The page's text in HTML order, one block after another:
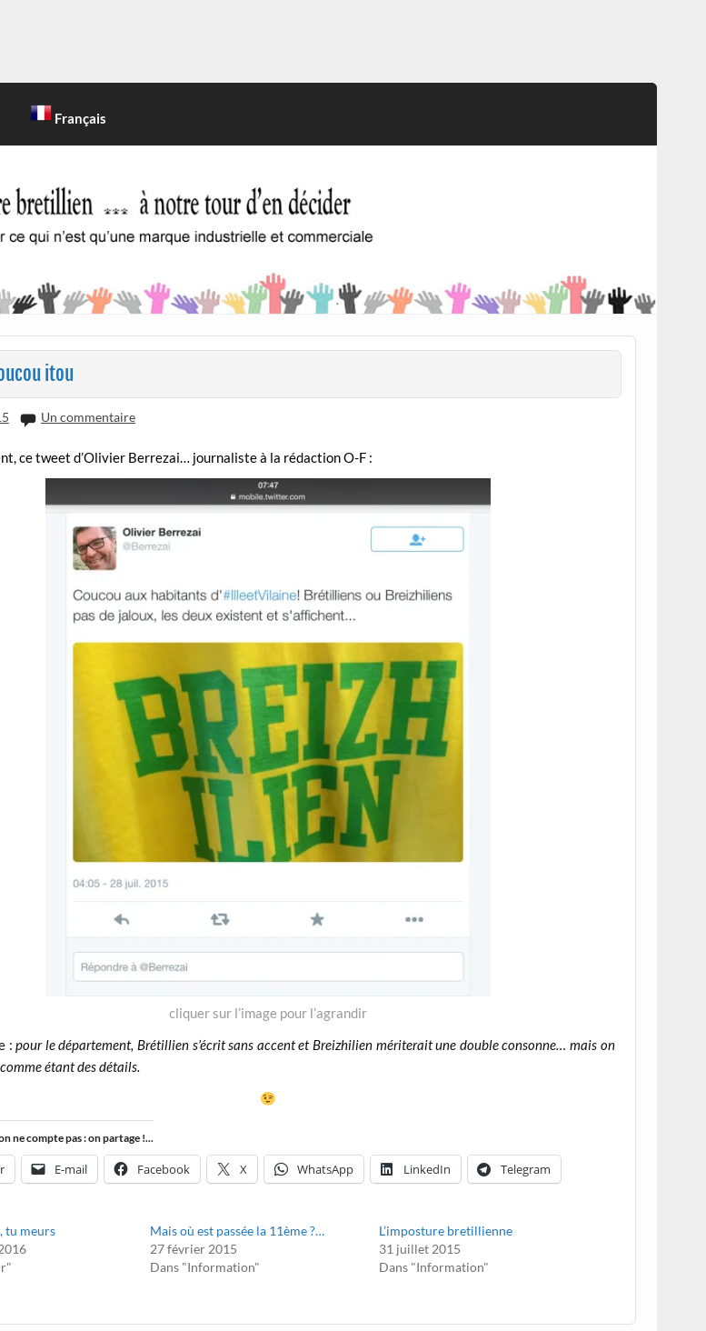
Français
itou
Un commentaire
ce tweet d’Olivier Berrezai… journaliste à la rédaction O-F :
cliquer sur l’image pour l’agrandir
: pour le département, Brétillien s’écrit sans accent et Breizhilien mériterait une double consonne… mais on
étant des détails.
ne compte pas : on partage !...
E-mail Facebook X WhatsApp LinkedIn Telegram
tu meurs
Mais où est passée la 11ème ?…
27 février 2015
Dans "Information"
L’imposture bretillienne
31 juillet 2015
Dans "Information"